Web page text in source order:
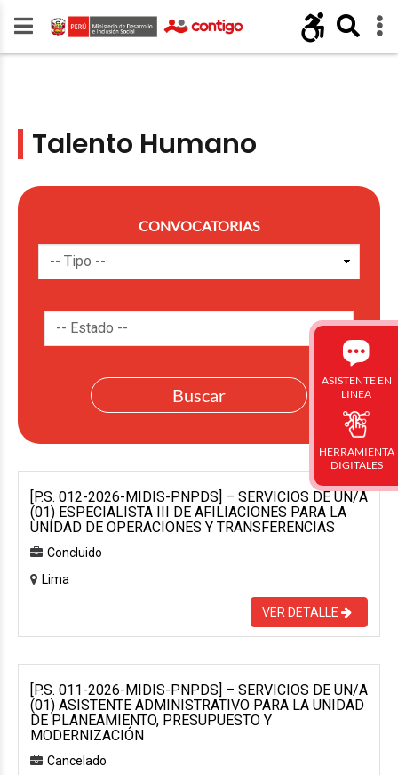
Talento Humano
CONVOCATORIAS
[P.S. 012-2026-MIDIS-PNPDS] – SERVICIOS DE UN/A
(01) ESPECIALISTA III DE AFILIACIONES PARA LA
UNIDAD DE OPERACIONES Y TRANSFERENCIAS
Concluido
Lima
VER DETALLE
[P.S. 011-2026-MIDIS-PNPDS] – SERVICIOS DE UN/A
(01) ASISTENTE ADMINISTRATIVO PARA LA UNIDAD
DE PLANEAMIENTO, PRESUPUESTO Y
MODERNIZACIÓN
Cancelado
ASISTENTE EN
LINEA
HERRAMIENTA
DIGITALES